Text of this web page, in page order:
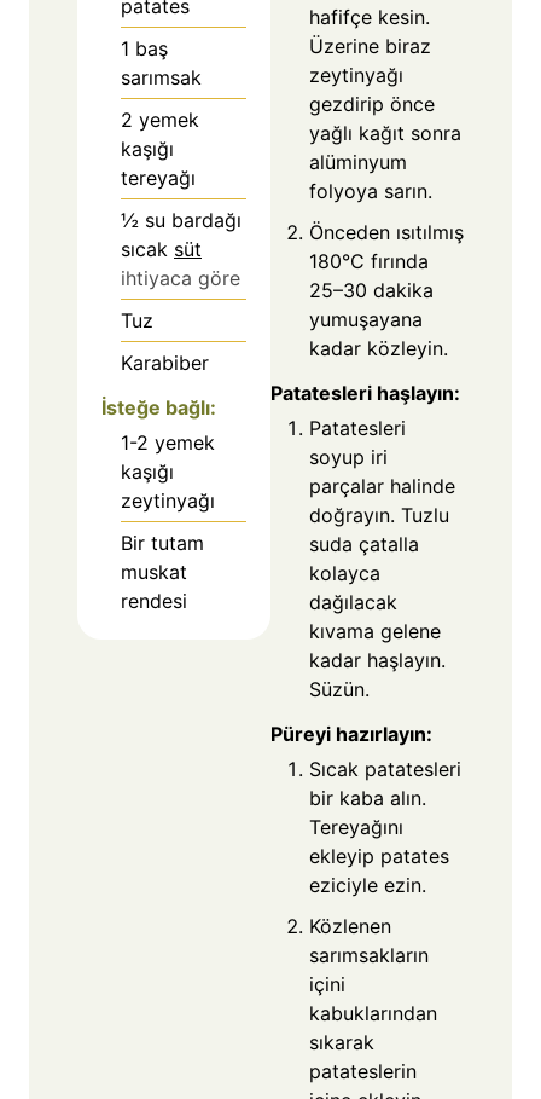
patates
1 baş
sarımsak
2 yemek
kaşığı
tereyağı
½ su bardağı
sıcak süt
ihtiyaca göre
Tuz
Karabiber
İsteğe bağlı:
1-2 yemek
kaşığı
zeytinyağı
Bir tutam
muskat
rendesi
hafifçe kesin.
Üzerine biraz
zeytinyağı
gezdirip önce
yağlı kağıt sonra
alüminyum
folyoya sarın.
Önceden ısıtılmış
180°C fırında
25–30 dakika
yumuşayana
kadar közleyin.
Patatesleri haşlayın:
Patatesleri
soyup iri
parçalar halinde
doğrayın. Tuzlu
suda çatalla
kolayca
dağılacak
kıvama gelene
kadar haşlayın.
Süzün.
Püreyi hazırlayın:
Sıcak patatesleri
bir kaba alın.
Tereyağını
ekleyip patates
eziciyle ezin.
Közlenen
sarımsakların
içini
kabuklarından
sıkarak
patateslerin